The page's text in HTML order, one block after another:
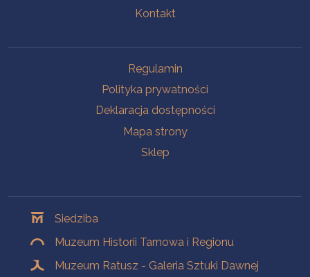
Kontakt
Regulamin
Polityka prywatności
Deklaracja dostępności
Mapa strony
Sklep
Siedziba
Muzeum Historii Tarnowa i Regionu
Muzeum Ratusz - Galeria Sztuki Dawnej